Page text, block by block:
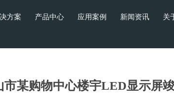
方案 产品中心 应用案例 新闻资讯 关
市某购物中心楼宇LED显示屏